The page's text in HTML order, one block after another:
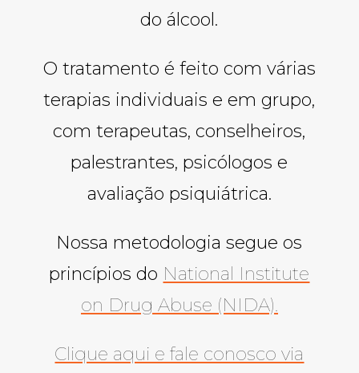
do álcool.
O tratamento é feito com várias
terapias individuais e em grupo,
com terapeutas, conselheiros,
palestrantes, psicólogos e
avaliação psiquiátrica.
Nossa metodologia segue os
princípios do National Institute
on Drug Abuse (NIDA).
Clique aqui e fale conosco via